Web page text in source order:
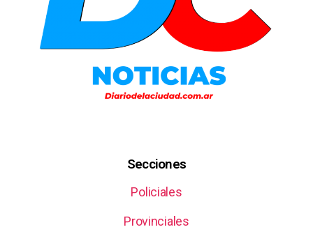
Secciones
Policiales
Provinciales